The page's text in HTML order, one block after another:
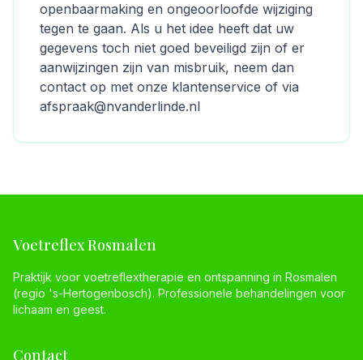
openbaarmaking en ongeoorloofde wijziging
tegen te gaan. Als u het idee heeft dat uw
gegevens toch niet goed beveiligd zijn of er
aanwijzingen zijn van misbruik, neem dan
contact op met onze klantenservice of via
afspraak@nvanderlinde.nl
Voetreflex Rosmalen
Praktijk voor voetreflextherapie en ontspanning in Rosmalen
(regio 's-Hertogenbosch). Professionele behandelingen voor
lichaam en geest.
Contact